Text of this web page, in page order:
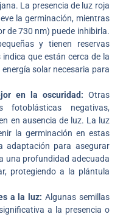
La presencia de luz roja
la germinación, mientras
de 730 nm) puede inhibirla.
y tienen reservas
que están cerca de la
solar necesaria para
en la oscuridad: Otras
fotoblásticas negativas,
en ausencia de luz. La luz
la germinación en estas
adaptación para asegurar
una profundidad adecuada
protegiendo a la plántula
a la luz: Algunas semillas
a la presencia o